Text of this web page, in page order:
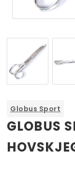
Globus Sport
GLOBUS